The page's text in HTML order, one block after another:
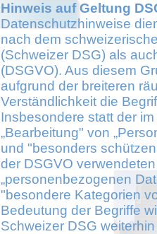
Hinweis auf Geltung
Datenschutzhinweise
nach dem
(Schweizer DSG) als
(DSGVO). Aus diesem
aufgrund der breiteren
Verständlichkeit die
Insbesondere statt der
„Bearbeitung" von
und "besonders
der DSGVO
„personenbezogenen
"besondere Kategorien
Bedeutung der Begriffe
Schweizer DSG